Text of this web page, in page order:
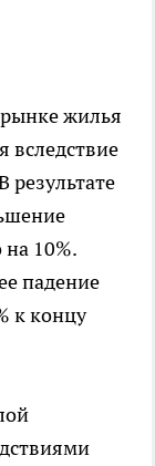
жилья
вследствие
результате
10%.
падение
к концу